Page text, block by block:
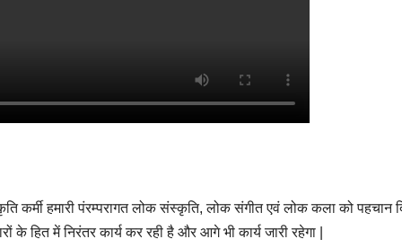
कर्मी हमारी पंरम्परागत लोक संस्कृति, लोक संगीत एवं लोक कला को पहचान
हित में निरंतर कार्य कर रही है और आगे भी कार्य जारी रहेगा |